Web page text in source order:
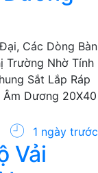
1 ngày trước
Các Dòng Bàn
Trường Nhờ Tính
Sắt Lắp Ráp
Âm Dương 20X40
1 ngày trước